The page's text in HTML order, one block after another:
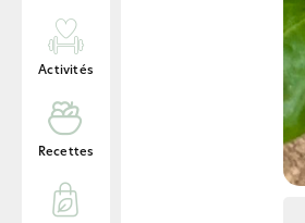
Activités
Recettes